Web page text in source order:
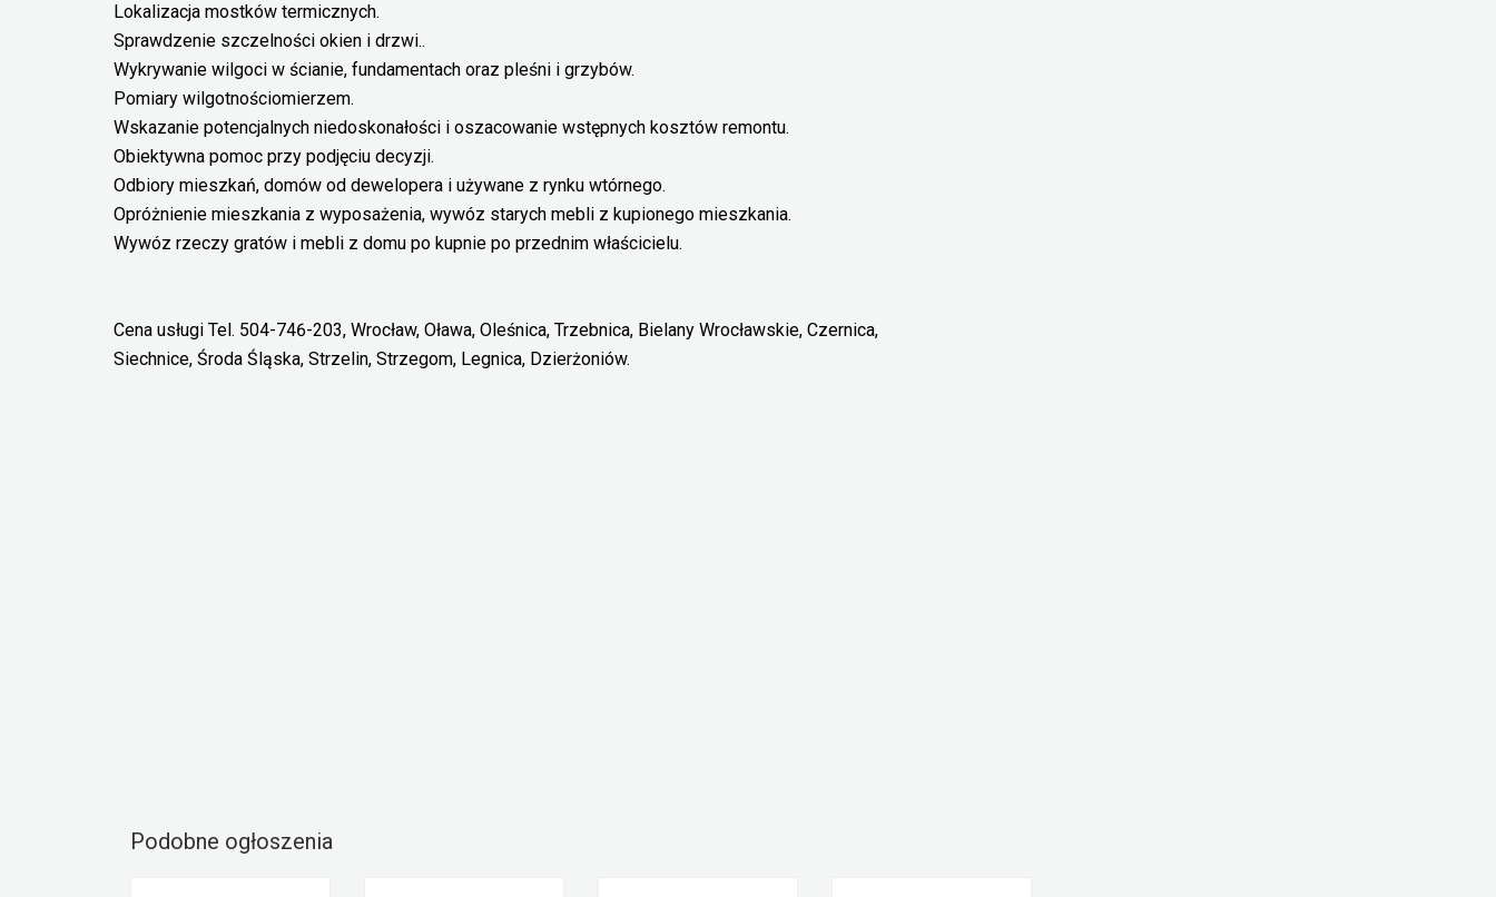
Lokalizacja mostków termicznych.
Sprawdzenie szczelności okien i drzwi..
Wykrywanie wilgoci w ścianie, fundamentach oraz pleśni i grzybów.
Pomiary wilgotnościomierzem.
Wskazanie potencjalnych niedoskonałości i oszacowanie wstępnych kosztów remontu.
Obiektywna pomoc przy podjęciu decyzji.
Odbiory mieszkań, domów od dewelopera i używane z rynku wtórnego.
Opróżnienie mieszkania z wyposażenia, wywóz starych mebli z kupionego mieszkania.
Wywóz rzeczy gratów i mebli z domu po kupnie po przednim właścicielu.
Cena usługi Tel. 504-746-203, Wrocław, Oława, Oleśnica, Trzebnica, Bielany Wrocławskie, Czernica,
Siechnice, Środa Śląska, Strzelin, Strzegom, Legnica, Dzierżoniów.
Podobne ogłoszenia